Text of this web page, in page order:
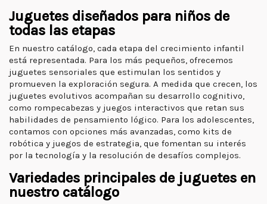
Juguetes diseñados para niños de
todas las etapas
En nuestro catálogo, cada etapa del crecimiento infantil
está representada. Para los más pequeños, ofrecemos
juguetes sensoriales que estimulan los sentidos y
promueven la exploración segura. A medida que crecen, los
juguetes evolutivos acompañan su desarrollo cognitivo,
como rompecabezas y juegos interactivos que retan sus
habilidades de pensamiento lógico. Para los adolescentes,
contamos con opciones más avanzadas, como kits de
robótica y juegos de estrategia, que fomentan su interés
por la tecnología y la resolución de desafíos complejos.
Variedades principales de juguetes en
nuestro catálogo